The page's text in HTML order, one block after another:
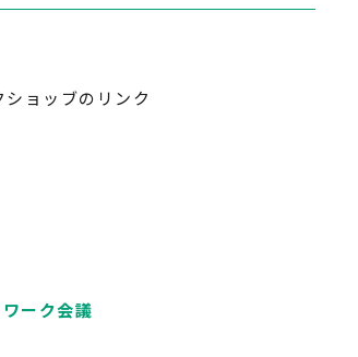
ョッブのリンク
ーク会議